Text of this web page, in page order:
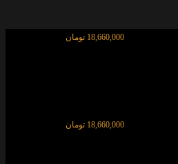
18,660,000 تومان
18,660,000 تومان